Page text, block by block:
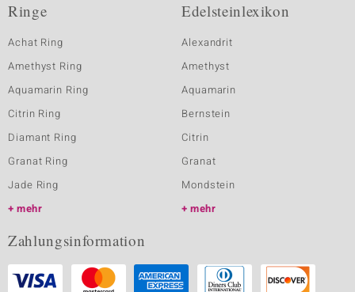
Ringe
Achat Ring
Amethyst Ring
Aquamarin Ring
Citrin Ring
Diamant Ring
Granat Ring
Jade Ring
mehr
Edelsteinlexikon
Alexandrit
Amethyst
Aquamarin
Bernstein
Citrin
Granat
Mondstein
mehr
Zahlungsinformation